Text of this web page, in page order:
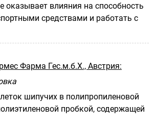
оказывает влияния на способность
средствами и работать с
Фарма Гес.м.б.Х., Австрия:
шипучих в полипропиленовой
пробкой, содержащей